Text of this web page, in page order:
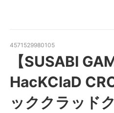
4571529980105
【SUSABI
HacKClaD
ッククラッド